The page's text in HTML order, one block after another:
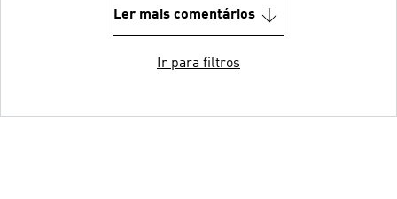
Ler mais comentários
Ir para filtros